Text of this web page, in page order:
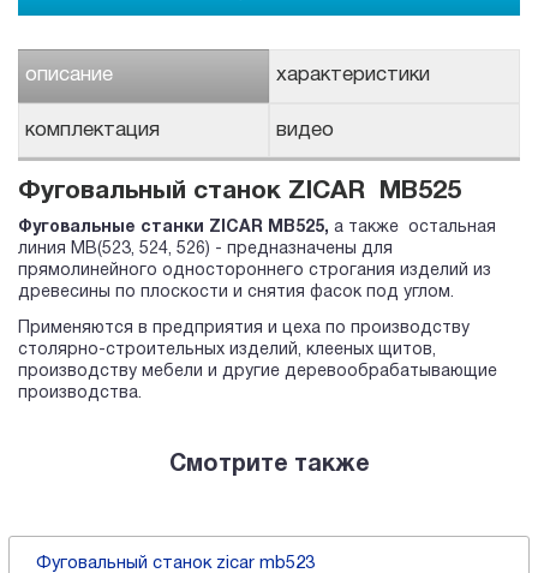
описание характеристики
комплектация видео
Фуговальный станок ZICAR MB525
Фуговальные станки ZICAR MB525, а также остальная
линия MB(523, 524, 526) - предназначены для
прямолинейного одностороннего строгания изделий из
древесины по плоскости и снятия фасок под углом.
Применяются в предприятия и цеха по производству
столярно-строительных изделий, клееных щитов,
производству мебели и другие деревообрабатывающие
производства.
Смотрите также
Фуговальный станок zicar mb523